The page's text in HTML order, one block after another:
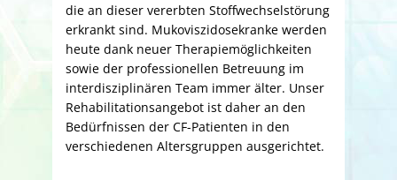
die an dieser vererbten Stoffwechsel­störung
erkrankt sind. Mukoviszidosekranke werden
heute dank neuer Therapiemöglichkeiten
sowie der professionellen Betreuung im
interdisziplinären Team immer älter. Unser
Rehabilitationsangebot ist daher an den
Bedürfnissen der CF-Patienten in den
verschiedenen Altersgruppen ausgerichtet.